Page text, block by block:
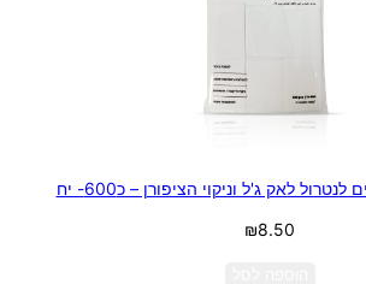
לאק ג'ל וניקוי הציפורן – כ600- יח
₪8.50